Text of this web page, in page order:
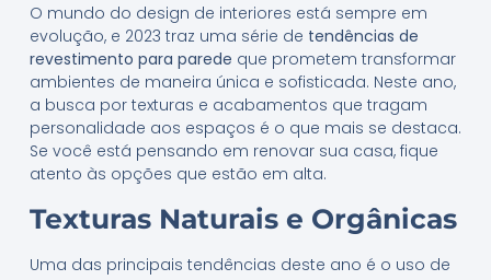
O mundo do design de interiores está sempre em
evolução, e 2023 traz uma série de tendências de
revestimento para parede que prometem transformar
ambientes de maneira única e sofisticada. Neste ano,
a busca por texturas e acabamentos que tragam
personalidade aos espaços é o que mais se destaca.
Se você está pensando em renovar sua casa, fique
atento às opções que estão em alta.
Texturas Naturais e Orgânicas
Uma das principais tendências deste ano é o uso de